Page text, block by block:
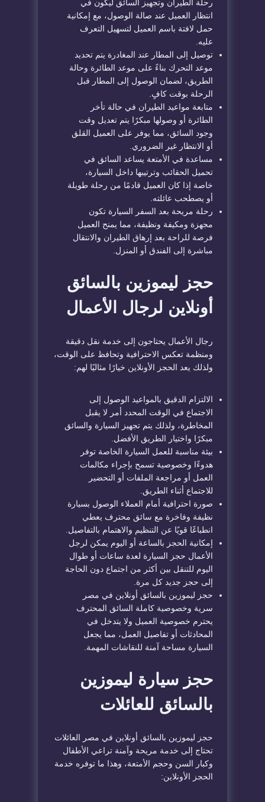
رحلة الطيران وتجهيز السائق ليكون في
انتظار العميل عند صالة الوصول، مع إمكانية
حمل لافتة باسم العميل لتسهيل التعرف
عليه.
توصيل إلى المطار عند المغادرة يتم تحديد
موعد التحرك بناءً على موعد الطائرة وحالة
الطريق، لضمان الوصول إلى المطار قبل
الرحلة بوقت كافٍ.
متابعة مواعيد الطيران في حالة تأخر
الطائرة أو وصولها مبكرًا يتم تعديل وقت
وجود السائق، مما يوفر على العميل القلق
أو الانتظار غير الضروري.
مساعدة في الأمتعة يساعد السائق في
تحميل الحقائب وترتيبها داخل السيارة،
خاصة إذا كان العميل قادمًا من رحلة طويلة
أو يصطحب عائلته.
رحلة مريحة بعد السفر السيارة تكون
مجهزة ومكيفة ونظيفة، مما يمنح العميل
فرصة للراحة بعد إرهاق الطيران والانتقال
مباشرة إلى الفندق أو المنزل.
حجز ليموزين بالسائق
أونلاين لرجال الأعمال
رجال الأعمال يحتاجون إلى خدمة نقل دقيقة
ومنظمة تعكس الاحترافية وتحافظ على الوقت،
ولذلك يعد الحجز الأونلاين خيارًا مثاليًا لهم:
الالتزام الدقيق بالمواعيد الوصول إلى
الاجتماع في الوقت المحدد أمر لا يقبل
المخاطرة، ولذلك يتم تجهيز السيارة والسائق
مبكرًا واختيار الطريق الأفضل.
بيئة مناسبة للعمل السيارة الخاصة توفر
هدوءًا وخصوصية تسمح بإجراء مكالمات
العمل أو مراجعة الملفات أو التحضير
للاجتماع أثناء الطريق.
صورة احترافية أمام العملاء الوصول بسيارة
نظيفة وفاخرة مع سائق محترف يعطي
انطباعًا قويًا عن التنظيم والاهتمام بالتفاصيل.
إمكانية الحجز بالساعة أو اليوم يمكن لرجل
الأعمال حجز السيارة لعدة ساعات أو طوال
اليوم للتنقل بين أكثر من اجتماع دون الحاجة
إلى حجز جديد كل مرة.
حجز ليموزين بالسائق أونلاين في مصر
سرية وخصوصية كاملة السائق المحترف
يحترم خصوصية العميل ولا يتدخل في
المحادثات أو تفاصيل العمل، مما يجعل
السيارة مساحة آمنة للنقاشات المهمة.
حجز سيارة ليموزين
بالسائق للعائلات
حجز ليموزين بالسائق أونلاين في مصر العائلات
تحتاج إلى خدمة مريحة وآمنة تراعي الأطفال
وكبار السن وحجم الأمتعة، وهذا ما توفره خدمة
الحجز الأونلاين: